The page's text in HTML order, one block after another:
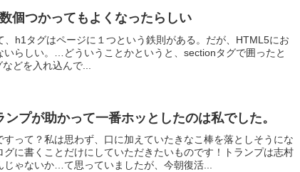
個つかってもよくなったらしい
、h1タグはページに１つという鉄則がある。だが、HTML5にお
いらしい。…どういうことかというと、sectionタグで囲ったと
どを入れ込んで...
プが助かって一番ホッとしたのは私でした。
って？私は思わず、口に加えていたきなこ棒を落としそうにな
グに書くことだけにしていただきたいものです！トランプは志村
ゃないか…て思っていましたが、今朝復活...